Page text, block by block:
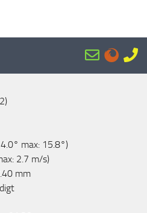
max: 15.8°)
2.7 m/s)
mm